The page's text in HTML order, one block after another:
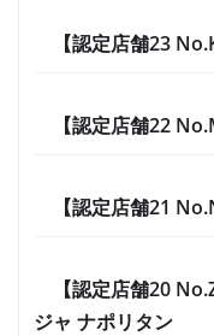
【認定店舗23
【認定店舗22
【認定店舗21
【認定店舗20
ジャ ナポリタン